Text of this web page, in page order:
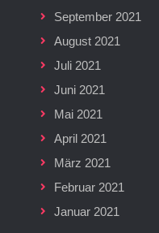
September 2021
August 2021
Juli 2021
Juni 2021
Mai 2021
April 2021
März 2021
Februar 2021
Januar 2021